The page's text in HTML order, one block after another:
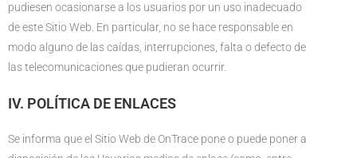
pudiesen ocasionarse a los usuarios por un uso inadecuado
de este Sitio Web. En particular, no se hace responsable en
modo alguno de las caídas, interrupciones, falta o defecto de
las telecomunicaciones que pudieran ocurrir.
IV. POLÍTICA DE ENLACES
Se informa que el Sitio Web de OnTrace pone o puede poner a